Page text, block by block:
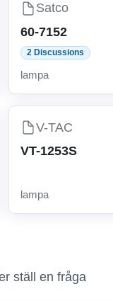
Satco
60-7152
2 Discussions
lampa
V-TAC
VT-1253S
lampa
ställ en fråga